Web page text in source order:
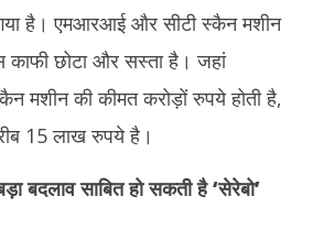
है। एमआरआई और सीटी स्कैन मशीन
काफी छोटा और सस्ता है। जहां
मशीन की कीमत करोड़ों रुपये होती है,
15 लाख रुपये है।
बदलाव साबित हो सकती है‘सेरेबो’